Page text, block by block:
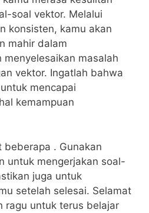
soal vektor. Melalui
⁤konsisten, kamu akan
mahir dalam
masalah
vektor. Ingatlah bahwa
mencapai
kemampuan
. ‌Gunakan
untuk mengerjakan ‌soal-
juga untuk⁤
setelah selesai. Selamat
ragu untuk ⁣terus belajar